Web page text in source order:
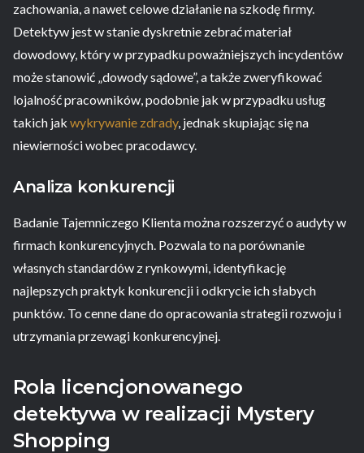
zachowania, a nawet celowe działanie na szkodę firmy.
Detektyw jest w stanie dyskretnie zebrać materiał
dowodowy, który w przypadku poważniejszych incydentów
może stanowić „dowody sądowe”, a także zweryfikować
lojalność pracowników, podobnie jak w przypadku usług
takich jak wykrywanie zdrady, jednak skupiając się na
niewierności wobec pracodawcy.
Analiza konkurencji
Badanie Tajemniczego Klienta można rozszerzyć o audyty w
firmach konkurencyjnych. Pozwala to na porównanie
własnych standardów z rynkowymi, identyfikację
najlepszych praktyk konkurencji i odkrycie ich słabych
punktów. To cenne dane do opracowania strategii rozwoju i
utrzymania przewagi konkurencyjnej.
Rola licencjonowanego
detektywa w realizacji Mystery
Shopping